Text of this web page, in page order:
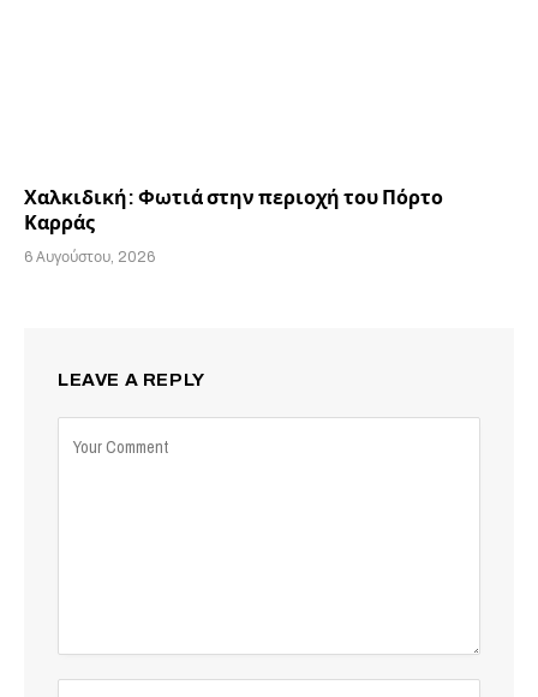
Χαλκιδική: Φωτιά στην περιοχή του Πόρτο
Καρράς
6 Αυγούστου, 2026
LEAVE A REPLY